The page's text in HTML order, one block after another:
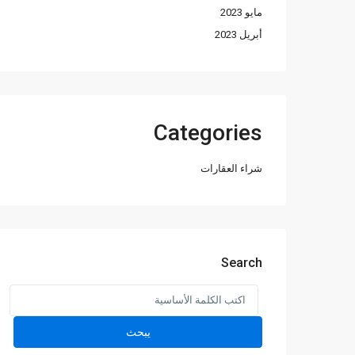
مايو 2023
أبريل 2023
Categories
شراء العقارات
Search
Search
يبحث